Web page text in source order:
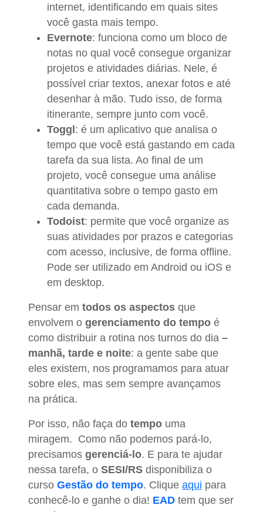
internet, identificando em quais sites
você gasta mais tempo.
Evernote: funciona como um bloco de
notas no qual você consegue organizar
projetos e atividades diárias. Nele, é
possível criar textos, anexar fotos e até
desenhar à mão. Tudo isso, de forma
itinerante, sempre junto com você.
Toggl: é um aplicativo que analisa o
tempo que você está gastando em cada
tarefa da sua lista. Ao final de um
projeto, você consegue uma análise
quantitativa sobre o tempo gasto em
cada demanda.
Todoist: permite que você organize as
suas atividades por prazos e categorias
com acesso, inclusive, de forma offline.
Pode ser utilizado em Android ou iOS e
em desktop.
Pensar em todos os aspectos que
envolvem o gerenciamento do tempo é
como distribuir a rotina nos turnos do dia –
manhã, tarde e noite: a gente sabe que
eles existem, nos programamos para atuar
sobre eles, mas sem sempre avançamos
na prática.
Por isso, não faça do tempo uma
miragem. Como não podemos pará-lo,
precisamos gerenciá-lo. E para te ajudar
nessa tarefa, o SESI/RS disponibiliza o
curso Gestão do tempo. Clique aqui para
conhecê-lo e ganhe o dia! EAD tem que ser